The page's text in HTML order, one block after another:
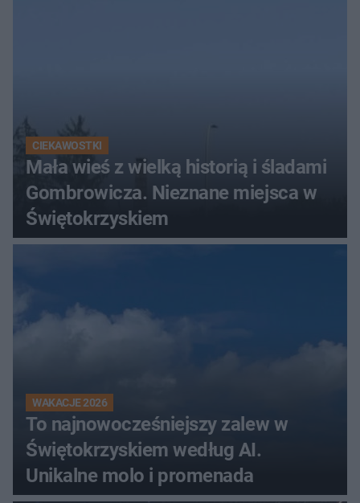
CIEKAWOSTKI
Mała wieś z wielką historią i śladami
Gombrowicza. Nieznane miejsca w
Świętokrzyskiem
WAKACJE 2026
To najnowocześniejszy zalew w
Świętokrzyskiem według AI.
Unikalne molo i promenada